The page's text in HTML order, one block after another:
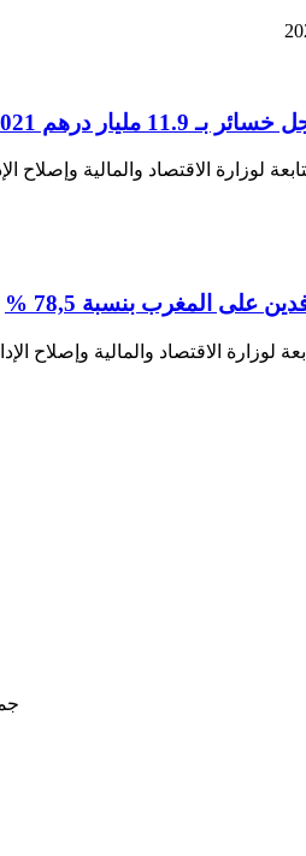
مليار درهم 2021
لوزارة الاقتصاد والمالية وإصلاح
على المغرب بنسبة 78,5 %
لوزارة الاقتصاد والمالية وإصلاح